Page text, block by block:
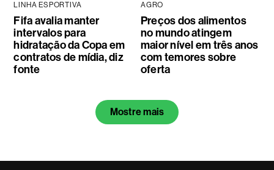
LINHA ESPORTIVA
Fifa avalia manter
intervalos para
hidratação da Copa em
contratos de mídia, diz
fonte
AGRO
Preços dos alimentos
no mundo atingem
maior nível em três anos
com temores sobre
oferta
Mostre mais